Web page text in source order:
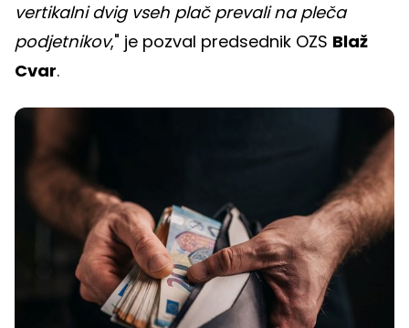
vertikalni dvig vseh plač prevali na pleča
podjetnikov," je pozval predsednik OZS Blaž
Cvar.